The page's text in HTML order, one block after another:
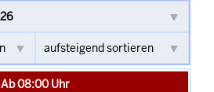
Ab 08:00 Uhr